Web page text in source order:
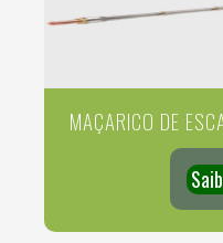
MAÇARICO DE